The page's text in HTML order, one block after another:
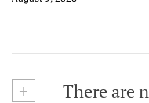
+ There are